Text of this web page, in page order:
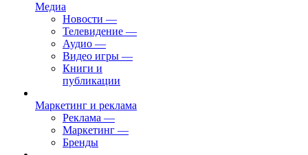
Медиа
Новости —
Телевидение —
Аудио —
Видео игры —
Книги и
публикации
Маркетинг и реклама
Реклама —
Маркетинг —
Бренды